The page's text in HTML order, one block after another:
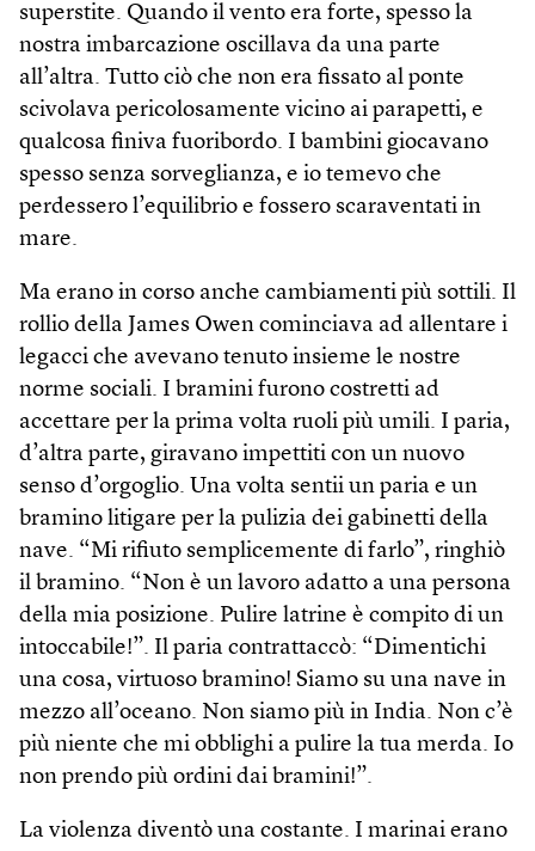
superstite. Quando il vento era forte, spesso la
nostra imbarcazione oscillava da una parte
all’altra. Tutto ciò che non era fissato al ponte
scivolava pericolosamente vicino ai parapetti, e
qualcosa finiva fuoribordo. I bambini giocavano
spesso senza sorveglianza, e io temevo che
perdessero l’equilibrio e fossero scaraventati in
mare.
Ma erano in corso anche cambiamenti più sottili. Il
rollio della James Owen cominciava ad allentare i
legacci che avevano tenuto insieme le nostre
norme sociali. I bramini furono costretti ad
accettare per la prima volta ruoli più umili. I paria,
d’altra parte, giravano impettiti con un nuovo
senso d’orgoglio. Una volta sentii un paria e un
bramino litigare per la pulizia dei gabinetti della
nave. “Mi rifiuto semplicemente di farlo”, ringhiò
il bramino. “Non è un lavoro adatto a una persona
della mia posizione. Pulire latrine è compito di un
intoccabile!”. Il paria contrattaccò: “Dimentichi
una cosa, virtuoso bramino! Siamo su una nave in
mezzo all’oceano. Non siamo più in India. Non c’è
più niente che mi obblighi a pulire la tua merda. Io
non prendo più ordini dai bramini!”.
La violenza diventò una costante. I marinai erano